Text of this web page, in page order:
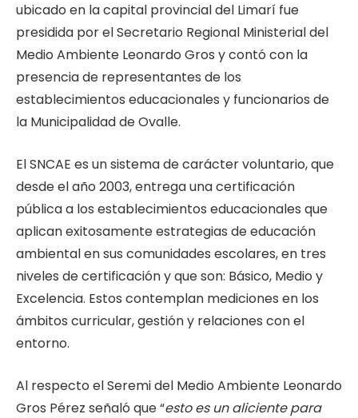
ubicado en la capital provincial del Limarí fue
presidida por el Secretario Regional Ministerial del
Medio Ambiente Leonardo Gros y contó con la
presencia de representantes de los
establecimientos educacionales y funcionarios de
la Municipalidad de Ovalle.
El SNCAE es un sistema de carácter voluntario, que
desde el año 2003, entrega una certificación
pública a los establecimientos educacionales que
aplican exitosamente estrategias de educación
ambiental en sus comunidades escolares, en tres
niveles de certificación y que son: Básico, Medio y
Excelencia. Estos contemplan mediciones en los
ámbitos curricular, gestión y relaciones con el
entorno.
Al respecto el Seremi del Medio Ambiente Leonardo
Gros Pérez señaló que “esto es un aliciente para